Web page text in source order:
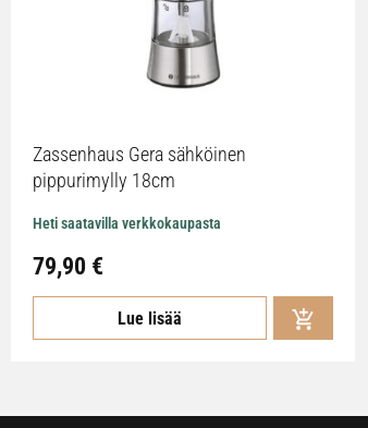
Zassenhaus Gera sähköinen
pippurimylly 18cm
Heti saatavilla verkkokaupasta
79,90 €
Lue lisää